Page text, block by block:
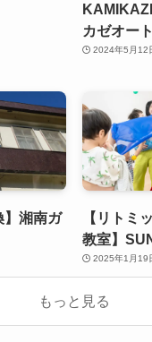
カゼオート
2024年5月12
】湘南ガ
【リトミ
教室】
2025年1月19
もっと見る